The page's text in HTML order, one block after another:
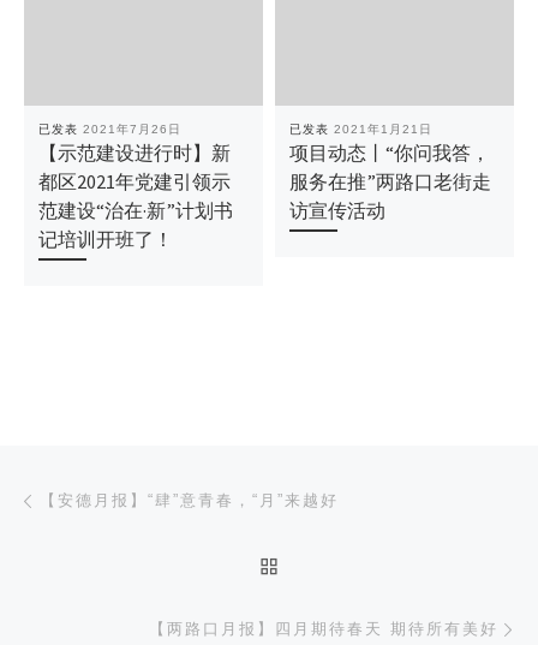
已发表 2021年7月26日
【示范建设进行时】新
都区2021年党建引领示
范建设“治在·新”计划书
记培训开班了！
已发表 2021年1月21日
项目动态丨“你问我答，
服务在推”两路口老街走
访宣传活动
文章导航
【安德月报】“肆”意青春，“月”来越好
【两路口月报】四月期待春天 期待所有美好